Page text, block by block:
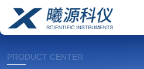
PRODUCT CENTER